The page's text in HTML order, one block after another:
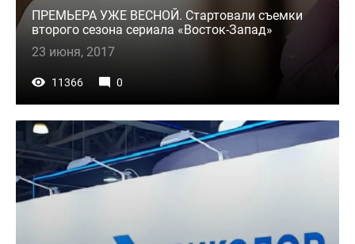
ПРЕМЬЕРА УЖЕ ВЕСНОЙ. Стартовали съемки
второго сезона сериала «Восток-Запад»
23 июня, 2017
11366 0